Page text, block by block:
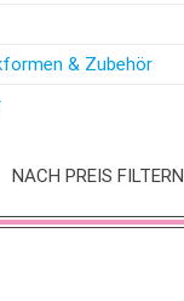
& Zubehör
NACH PREIS FILTERN